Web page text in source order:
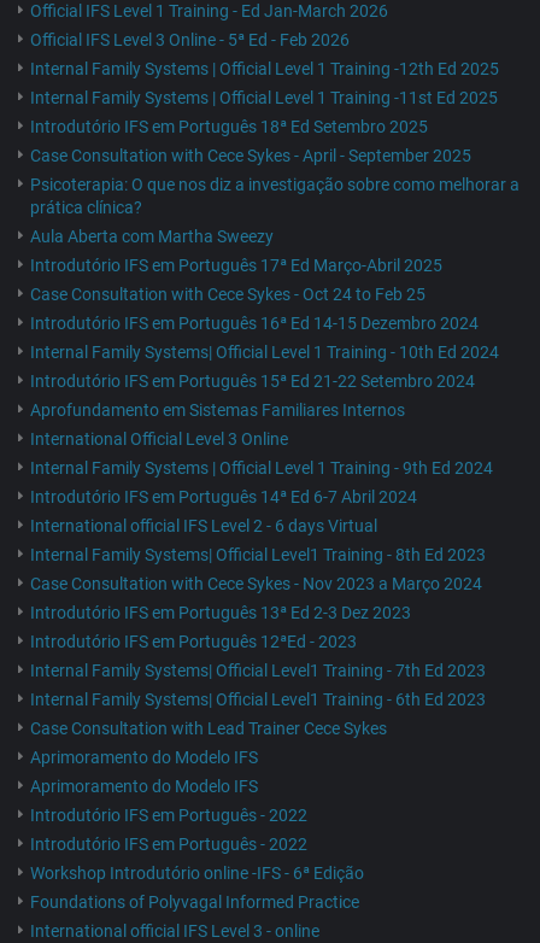
Official IFS Level 1 Training - Ed Jan-March 2026
Official IFS Level 3 Online - 5ª Ed - Feb 2026
Internal Family Systems | Official Level 1 Training -12th Ed 2025
Internal Family Systems | Official Level 1 Training -11st Ed 2025
Introdutório IFS em Português 18ª Ed Setembro 2025
Case Consultation with Cece Sykes - April - September 2025
Psicoterapia: O que nos diz a investigação sobre como melhorar a
prática clínica?
Aula Aberta com Martha Sweezy
Introdutório IFS em Português 17ª Ed Março-Abril 2025
Case Consultation with Cece Sykes - Oct 24 to Feb 25
Introdutório IFS em Português 16ª Ed 14-15 Dezembro 2024
Internal Family Systems| Official Level 1 Training - 10th Ed 2024
Introdutório IFS em Português 15ª Ed 21-22 Setembro 2024
Aprofundamento em Sistemas Familiares Internos
International Official Level 3 Online
Internal Family Systems | Official Level 1 Training - 9th Ed 2024
Introdutório IFS em Português 14ª Ed 6-7 Abril 2024
International official IFS Level 2 - 6 days Virtual
Internal Family Systems| Official Level1 Training - 8th Ed 2023
Case Consultation with Cece Sykes - Nov 2023 a Março 2024
Introdutório IFS em Português 13ª Ed 2-3 Dez 2023
Introdutório IFS em Português 12ªEd - 2023
Internal Family Systems| Official Level1 Training - 7th Ed 2023
Internal Family Systems| Official Level1 Training - 6th Ed 2023
Case Consultation with Lead Trainer Cece Sykes
Aprimoramento do Modelo IFS
Aprimoramento do Modelo IFS
Introdutório IFS em Português - 2022
Introdutório IFS em Português - 2022
Workshop Introdutório online -IFS - 6ª Edição
Foundations of Polyvagal Informed Practice
International official IFS Level 3 - online